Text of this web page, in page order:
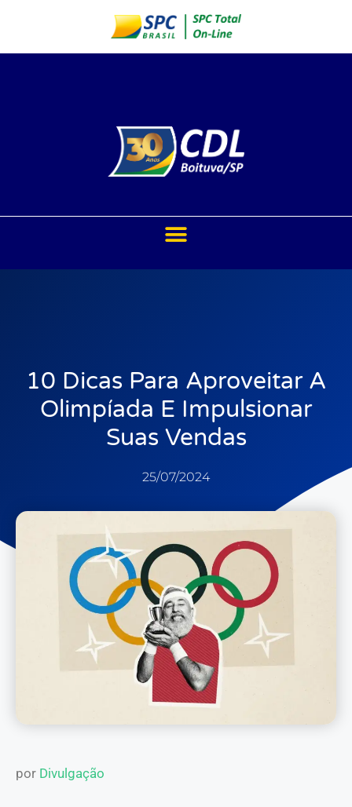
10 Dicas Para Aproveitar A
Olimpíada E Impulsionar
Suas Vendas
25/07/2024
por Divulgação